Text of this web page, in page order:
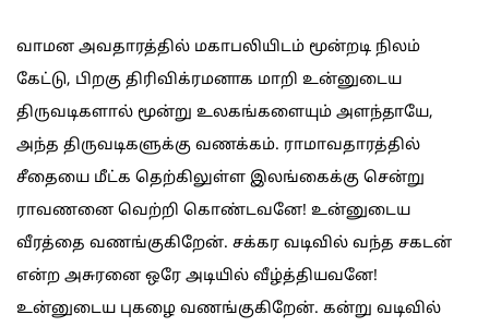
வாமன அவதாரத்தில் மகாபலியிடம் மூன்றடி நிலம்
கேட்டு, பிறகு திரிவிக்ரமனாக மாறி உன்னுடைய
திருவடிகளால் மூன்று உலகங்களையும் அளந்தாயே,
அந்த திருவடிகளுக்கு வணக்கம். ராமாவதாரத்தில்
சீதையை மீட்க தெற்கிலுள்ள இலங்கைக்கு சென்று
ராவணனை வெற்றி கொண்டவனே! உன்னுடைய
வீரத்தை வணங்குகிறேன். சக்கர வடிவில் வந்த சகடன்
என்ற அசுரனை ஒரே அடியில் வீழ்த்தியவனே!
உன்னுடைய புகழை வணங்குகிறேன். கன்று வடிவில்